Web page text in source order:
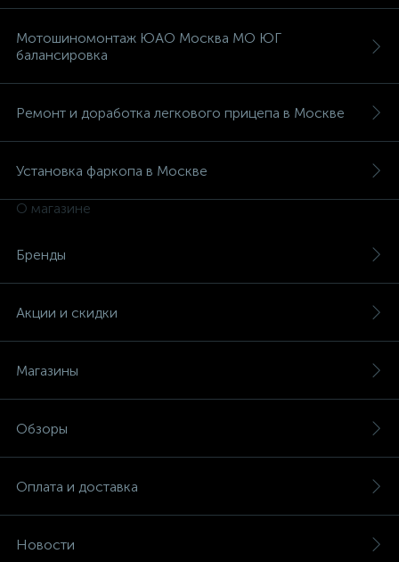
Мотошиномонтаж ЮАО Москва МО ЮГ
балансировка
Ремонт и доработка легкового прицепа в Москве
Установка фаркопа в Москве
О магазине
Бренды
Акции и скидки
Магазины
Обзоры
Оплата и доставка
Новости